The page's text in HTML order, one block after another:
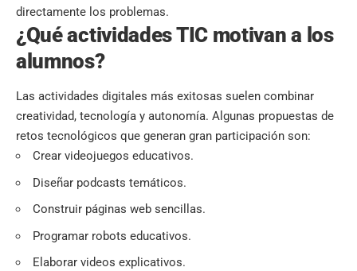
directamente los problemas.
¿Qué actividades TIC motivan a los
alumnos?
Las actividades digitales más exitosas suelen combinar
creatividad, tecnología y autonomía. Algunas propuestas de
retos tecnológicos que generan gran participación son:
Crear videojuegos educativos.
Diseñar podcasts temáticos.
Construir páginas web sencillas.
Programar robots educativos.
Elaborar videos explicativos.